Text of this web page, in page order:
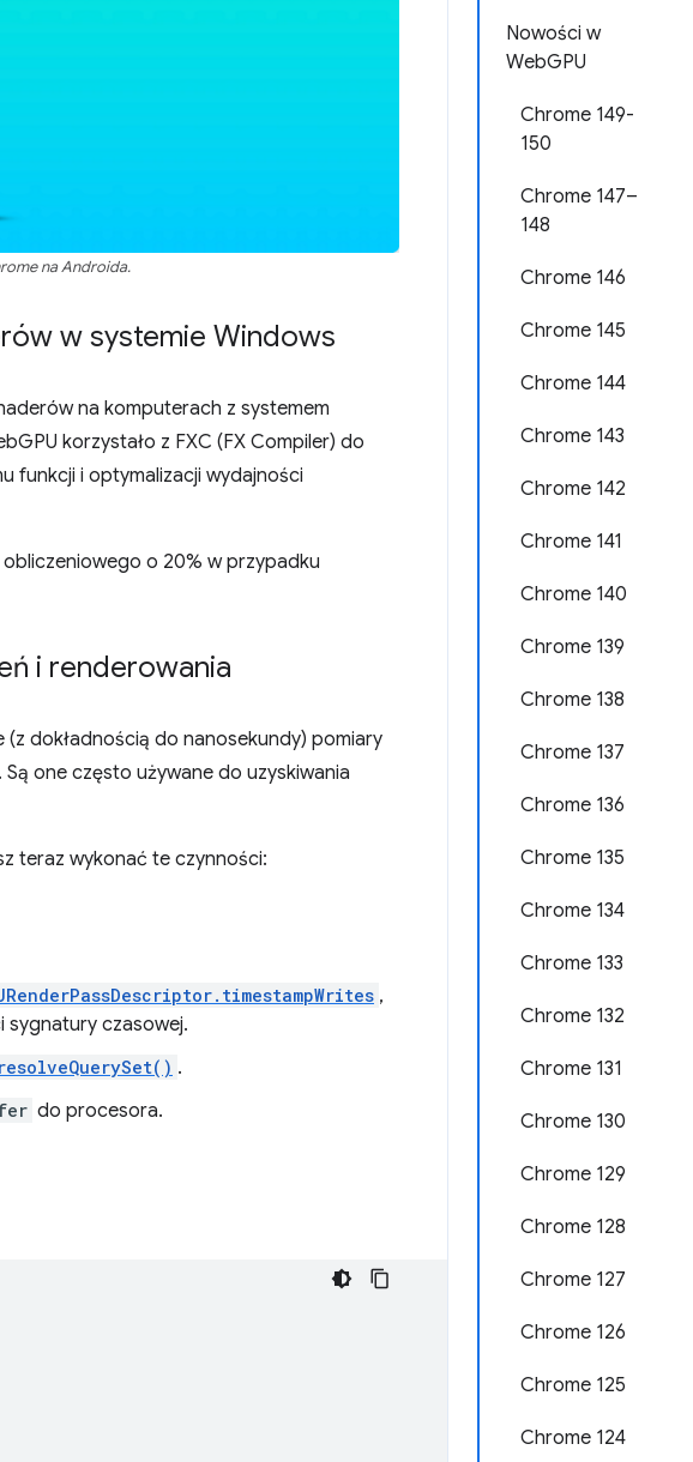
Nowości w
WebGPU
Chrome 149-
150
Chrome 147–
148
Chrome 146
Chrome 145
Chrome 144
Chrome 143
Chrome 142
Chrome 141
Chrome 140
Chrome 139
Chrome 138
Chrome 137
Chrome 136
Chrome 135
Chrome 134
Chrome 133
Chrome 132
Chrome 131
Chrome 130
Chrome 129
Chrome 128
Chrome 127
Chrome 126
Chrome 125
Chrome 124
na Androida.
w systemie Windows
na komputerach z systemem
korzystało z FXC (FX Compiler) do
funkcji i optymalizacji wydajności
o 20% w przypadku
i renderowania
dokładnością do nanosekundy) pomiary
one często używane do uzyskiwania
teraz wykonać te czynności:
,
sygnatury czasowej.
resolveQuerySet() .
do procesora.